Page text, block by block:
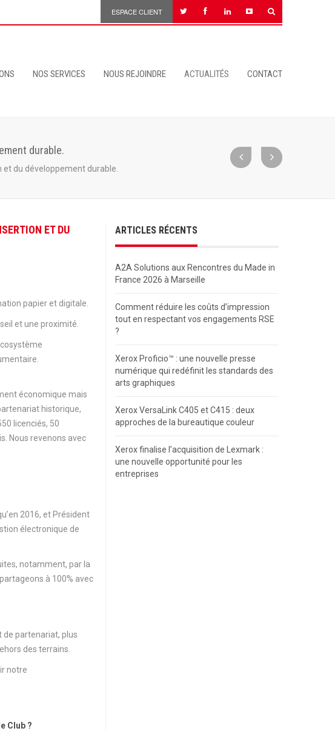
ESPACE CLIENT
NOS SERVICES NOUS REJOINDRE ACTUALITÉS CONTACT
durable.
et du développement durable.
ET DU
papier et digitale.
et une proximité.
économique mais
historique,
licenciés, 50
Nous revenons avec
2016, et Président
électronique de
notamment, par la
à 100% avec
de partenariat, plus
des terrains.
notre
Club ?
ARTICLES RÉCENTS
A2A Solutions aux Rencontres du Made in
France 2026 à Marseille
Comment réduire les coûts d’impression
tout en respectant vos engagements RSE
?
Xerox Proficio™ : une nouvelle presse
numérique qui redéfinit les standards des
arts graphiques
Xerox VersaLink C405 et C415 : deux
approches de la bureautique couleur
Xerox finalise l’acquisition de Lexmark :
une nouvelle opportunité pour les
entreprises